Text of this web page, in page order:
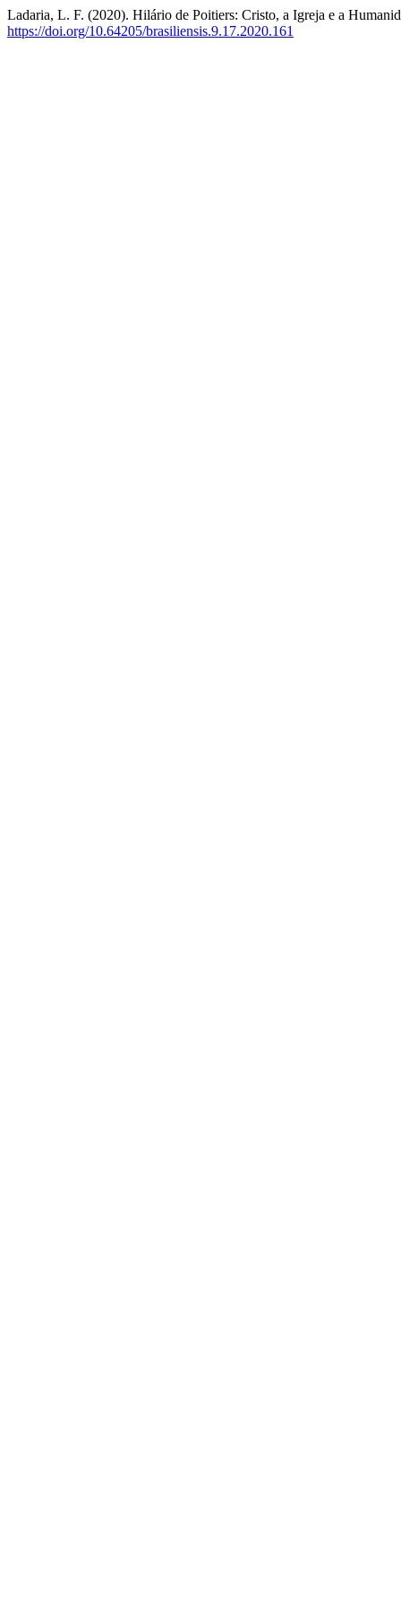
Ladaria, L. F. (2020). Hilário de Poitiers: Cristo, a Igreja e a
https://doi.org/10.64205/brasiliensis.9.17.2020.161